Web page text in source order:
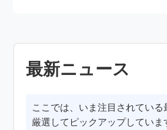
最新ニュース
ここでは、いま注目されている
厳選してピックアップしていま